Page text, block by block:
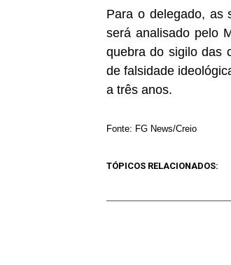
Para o delegado, as
será analisado pelo
quebra do sigilo das
de falsidade
a três anos.
Fonte: FG News/Creio
TÓPICOS RELACIONADOS: